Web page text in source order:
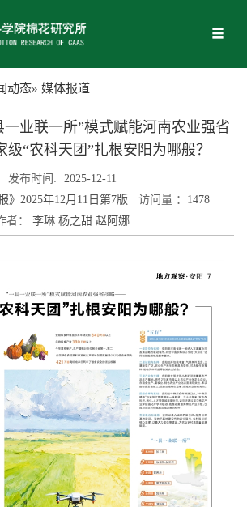
动态» 媒体报道
业联一所”模式赋能河南农业强省
“农科天团”扎根安阳为哪般？
发布时间:
2025-12-11
》2025年12月11日第7版 访问量 ： 1478
者：
李琳 杨之甜 赵阿娜